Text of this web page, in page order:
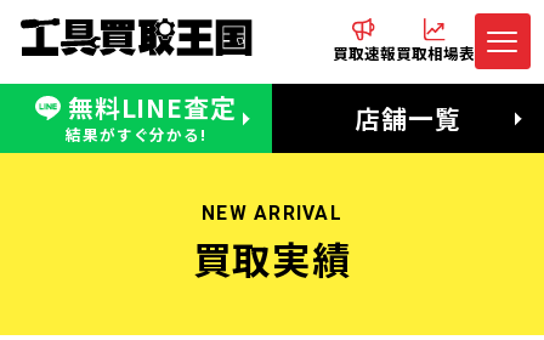
買取速報買取相場表
無料LINE査定
結果がすぐ分かる! 店舗一覧
無料LINE査定
受付：11:00〜19:00 木曜定休日
電話でお問合わせ
営業時間：11:00〜20:00
NEW ARRIVAL
買取実績